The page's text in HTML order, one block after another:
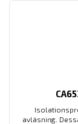
avläsning.